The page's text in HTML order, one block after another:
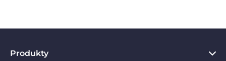
Produkty